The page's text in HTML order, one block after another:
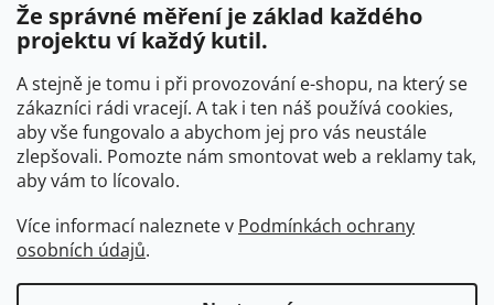
Že správné měření je základ každého
projektu ví každý kutil.
A stejně je tomu i při provozování e-shopu, na který se
zákazníci rádi vracejí. A tak i ten náš používá cookies,
aby vše fungovalo a abychom jej pro vás neustále
zlepšovali. Pomozte nám smontovat web a reklamy tak,
aby vám to lícovalo.
Více informací naleznete v Podmínkách ochrany
osobních údajů.
Po - Čt
06:00 - 07:00
07:30 - 15:30
Pá
06:00 - 07:00
07:30 - 15:00
So
07:00 - 10:00
Ne
zavřeno